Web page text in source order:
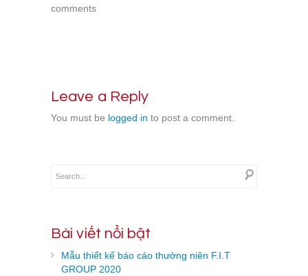
comments
Leave a Reply
You must be logged in to post a comment.
Bài viết nổi bật
Mẫu thiết kế báo cáo thường niên F.I.T
GROUP 2020